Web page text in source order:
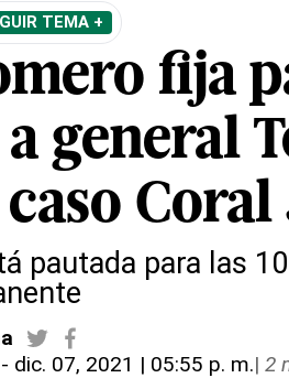
TEMA +
fija
general
Coral
pautada para las
- dic. 07, 2021 | 05:55 p. m.| 2